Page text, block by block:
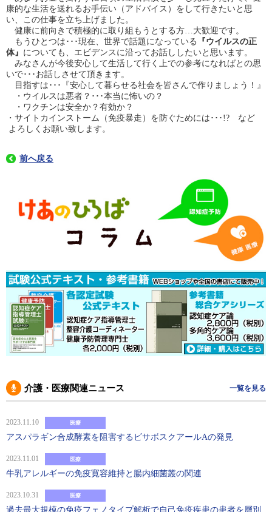
康的な生活を送れるお手伝い（アドバイス）をして行きたいと思
い、この仕事を立ち上げました。
​ 健康に前向きで積極的に取り組もうとする方…大歓迎です。
もうひとつは･･･現在、世界で話題になっている
『ウイルスの正
体』 についても、エビデンスに沿ってお話ししたいと思います。
みなさんが今後安心して生活して行く上での参考になればとの思
いで･･･お話しさせて頂きます。
目指すは･･･『安心して暮らせる社会を皆さんで作りましょう！』
・ウイルスは悪者？･･･本当に怖いの？
・ワクチンは安全か？有効か？
・サイトカインストーム（免疫暴走）を防ぐためには･･･!? など
よろしくお願い致します。
前へ戻る
介護・医療関連ニュース 一覧を見る
2023.11.10 医療
アスパラギン合成酵素を阻害するビサボスクアールAの発見
2023.11.01 医療
牛乳アレルギーの免疫寛容維持と腸内細菌叢の関連
2023.10.31 医療
過去最大規模の免疫フェノタイプ解析で自己免疫疾患の患者を層別